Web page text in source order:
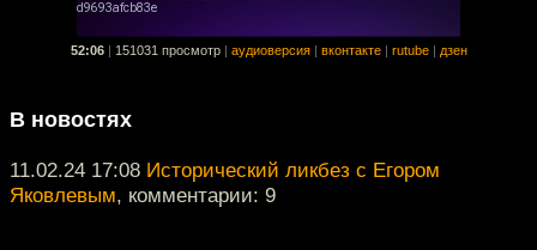
52:06 151031 просмотр аудиоверсия вконтакте rutube дзен
В новостях
11.02.24 17:08 Исторический ликбез с Егором
Яковлевым, комментарии: 9